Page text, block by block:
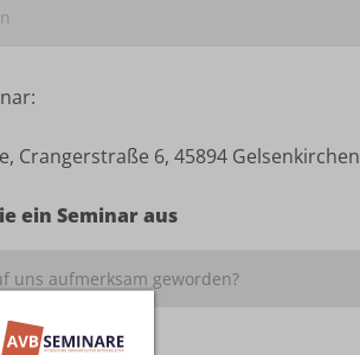
Crangerstraße 6, 45894 Gelsenkirchen
ein Seminar aus